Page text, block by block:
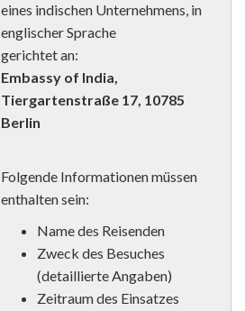
eines indischen Unternehmens, in
englischer Sprache
gerichtet an:
Embassy of India,
Tiergartenstraße 17, 10785
Berlin
Folgende Informationen müssen
enthalten sein:
Name des Reisenden
Zweck des Besuches
(detaillierte Angaben)
Zeitraum des Einsatzes